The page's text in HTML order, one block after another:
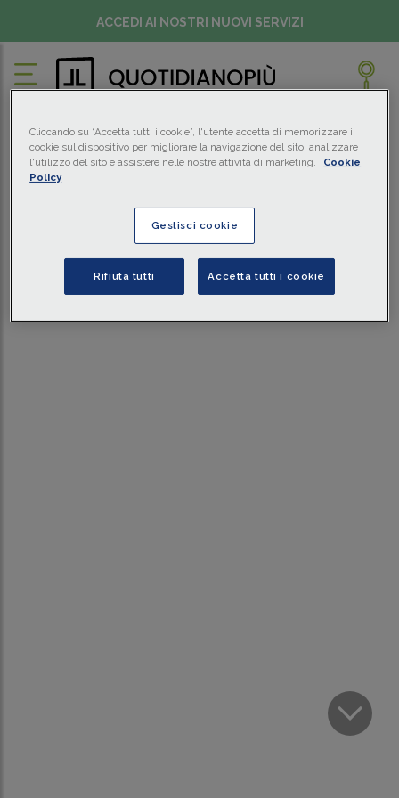
ACCEDI AI NOSTRI NUOVI SERVIZI
Cliccando su “Accetta tutti i cookie”, l'utente accetta di memorizzare i
cookie sul dispositivo per migliorare la navigazione del sito, analizzare
l'utilizzo del sito e assistere nelle nostre attività di marketing.
Cookie
Policy
Gestisci cookie
Rifiuta tutti Accetta tutti i cookie